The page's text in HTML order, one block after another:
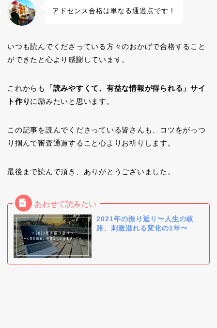
アドセンス合格は単なる通過点です！
いつも読んでくださっている方々のおかげで合格すること
ができたと心より感謝しています。
これからも
「読みやすくて、有益な情報が得られる」サイ
ト作り に励みたいと思います。
この記事を読んでくださっている皆さんも、コツをがっつ
り掴んで審査通過すること心よりお祈りします。
最後まで読んで頂き、ありがとうございました。
2021年の振り返り〜人生の岐
路、刺激溢れる変化の1年〜